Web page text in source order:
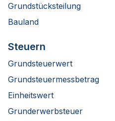
Grundstücksteilung
Bauland
Steuern
Grundsteuerwert
Grundsteuermessbetrag
Einheitswert
Grunderwerbsteuer